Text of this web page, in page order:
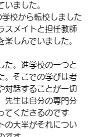
いました。
校から転校しました
スメイトと担任教師
楽しんでいました。
た。進学校の一つと
。そこでの学びは考
対話することが一切
先生は自分の専門分
てくださるのです
の大半がそれについ